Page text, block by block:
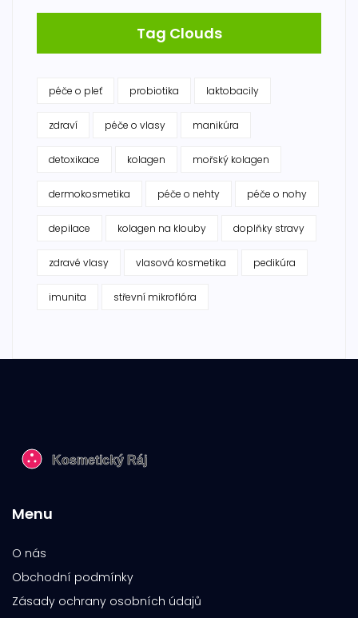
Tag Clouds
péče o pleť probiotika laktobacily
zdraví péče o vlasy manikúra
detoxikace kolagen mořský kolagen
dermokosmetika péče o nehty péče o nohy
depilace kolagen na klouby doplňky stravy
zdravé vlasy vlasová kosmetika pedikúra
imunita střevní mikroflóra
Menu
O nás
Obchodní podmínky
Zásady ochrany osobních údajů